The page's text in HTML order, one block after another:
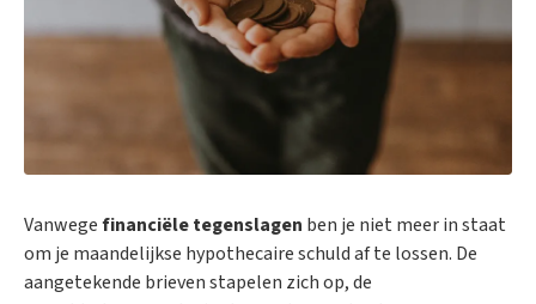
Vanwegefinanciële tegenslagen ben je niet meer in staat
om je maandelijkse hypothecaire schuld af te lossen. De
aangetekende brieven stapelen zich op, de